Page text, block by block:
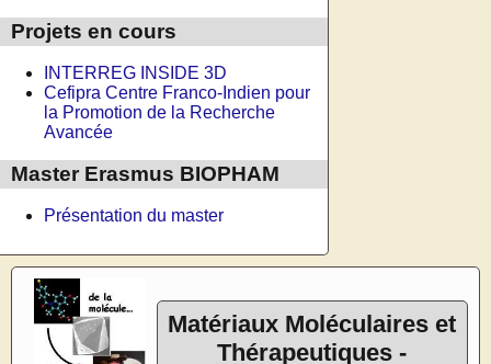
Projets en cours
INTERREG INSIDE 3D
Cefipra Centre Franco-Indien pour
la Promotion de la Recherche
Avancée
Master Erasmus BIOPHAM
Présentation du master
Matériaux Moléculaires et
Thérapeutiques -